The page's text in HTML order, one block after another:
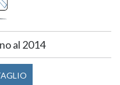
al 2014